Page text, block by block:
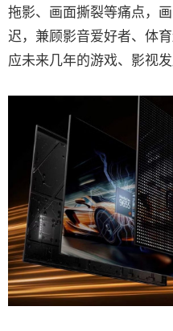
拖影、画面撕裂等痛点，
迟，兼顾影音爱好者、体
应未来几年的游戏、影视发